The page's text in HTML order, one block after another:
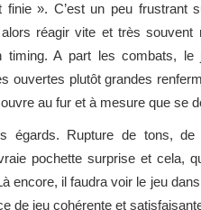
». C’est un peu frustrant
réagir vite et très souvent
timing. A part les combats,
ouvertes plutôt grandes
au fur et à mesure que se
Rupture de tons, de
pochette surprise et cela,
encore, il faudra voir le jeu
de jeu cohérente et